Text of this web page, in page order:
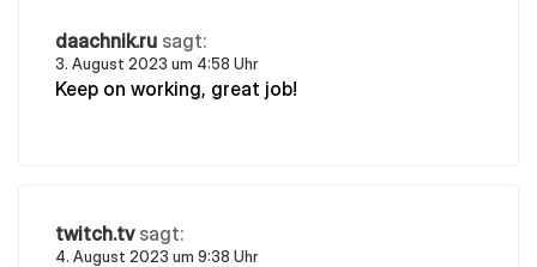
daachnik.ru sagt:
3. August 2023 um 4:58 Uhr
Keep on working, great job!
twitch.tv sagt:
4. August 2023 um 9:38 Uhr